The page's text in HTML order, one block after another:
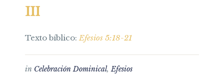
III
Texto bíblico:Efesios 5:18-21
in Celebración Dominical,Efesios